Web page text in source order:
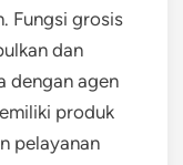
Fungsi grosis
dan
dengan agen
produk
pelayanan